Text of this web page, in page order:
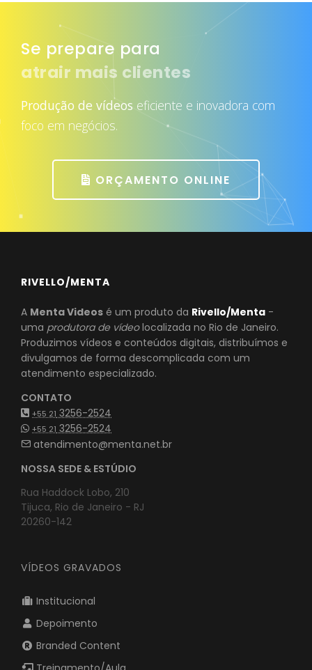
Se prepare para
atrair mais clientes
Produção de vídeos eficiente e inovadora com
foco em negócios.
ORÇAMENTO ONLINE
RIVELLO/MENTA
A Menta Videos é um produto da Rivello/Menta -
uma produtora de vídeolocalizada no Rio de Janeiro.
Produzimos vídeos e conteúdos digitais, distribuímos e
divulgamos de forma descomplicada com um
atendimento especializado.
CONTATO
+55 213256-2524
+55 213256-2524
atendimento@menta.net.br
NOSSA SEDE & ESTÚDIO
Rua Haddock Lobo, 210
Tijuca, Rio de Janeiro - RJ
20260-142
VÍDEOS GRAVADOS
Institucional
Depoimento
Branded Content